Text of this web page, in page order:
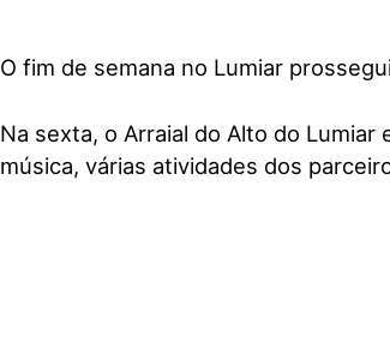
O fim de semana no Lumiar
Na sexta, o Arraial do Alto do Lumiar
música, várias atividades dos